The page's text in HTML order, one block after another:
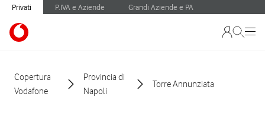
Privati P.IVA e Aziende Grandi Aziende e PA
Copertura
Vodafone
Provincia di
Napoli
Torre Annunziata